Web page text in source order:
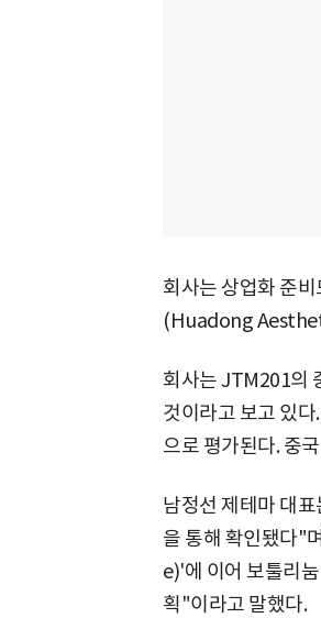
회사는 상업화 준
(Huadong
회사는 JTM201의
것이라고 보고 있
으로 평가된다. 중
남정선 제테마 대
을 통해 확인됐다"
e)'에 이어 보툴리
획"이라고 말했다.